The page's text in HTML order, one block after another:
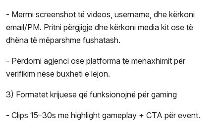
- Merrni screenshot të videos, username, dhe kërkoni
email/PM. Pritni përgjigje dhe kërkoni media kit ose të
dhëna të mëparshme fushatash.
- Përdorni agjenci ose platforma të menaxhimit për
verifikim nëse buxheti e lejon.
3) Formatet krijuese që funksionojnë për gaming
- Clips 15–30s me highlight gameplay + CTA për event.